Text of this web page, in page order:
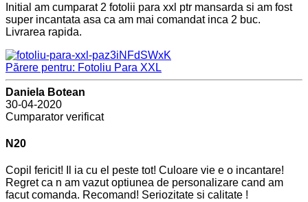
Initial am cumparat 2 fotolii para xxl ptr mansarda si am fost
super incantata asa ca am mai comandat inca 2 buc.
Livrarea rapida.
Părere pentru: Fotoliu Para XXL
Daniela Botean
30-04-2020
Cumparator verificat
N20
Copil fericit! Il ia cu el peste tot! Culoare vie e o incantare!
Regret ca n am vazut optiunea de personalizare cand am
facut comanda. Recomand! Seriozitate si calitate !